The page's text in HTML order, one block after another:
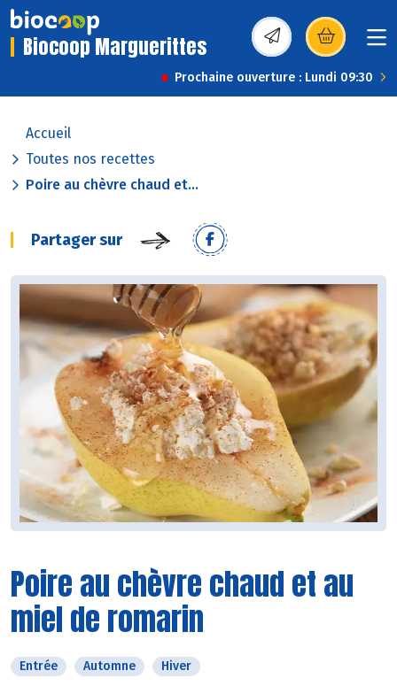
Biocoop Marguerittes (s’ouvre dans une
Prochaine ouverture : Lundi 09:30
Accueil
Toutes nos recettes
Poire au chèvre chaud et...
Partager sur
Poire au chèvre chaud et au
miel de romarin
Entrée Automne Hiver